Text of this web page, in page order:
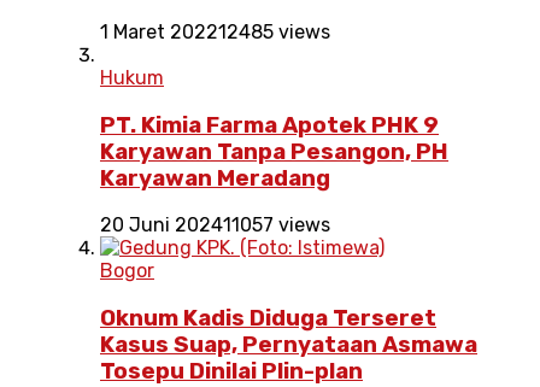
1 Maret 202212485 views
Hukum
PT. Kimia Farma Apotek PHK 9
Karyawan Tanpa Pesangon, PH
Karyawan Meradang
20 Juni 202411057 views
Bogor
Oknum Kadis Diduga Terseret
Kasus Suap, Pernyataan Asmawa
Tosepu Dinilai Plin-plan